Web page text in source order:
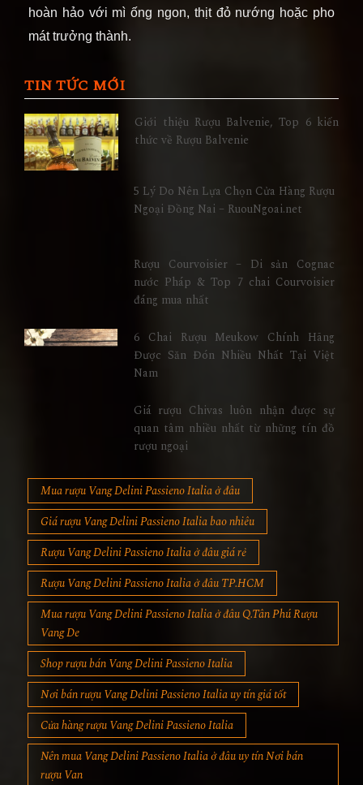
hoàn hảo với mì ống ngon, thịt đỏ nướng hoặc pho
mát trưởng thành.
TIN TỨC MỚI
Giới thiệu Rượu Balvenie, Top 6 kiến
thức về Rượu Balvenie
5 Lý Do Nên Lựa Chọn Cửa Hàng Rượu
Ngoại Đồng Nai – RuouNgoai.net
Rượu Courvoisier – Di sản Cognac
nước Pháp & Top 7 chai Courvoisier
đáng mua nhất
6 Chai Rượu Meukow Chính Hãng
Được Săn Đón Nhiều Nhất Tại Việt
Nam
Giá rượu Chivas luôn nhận được sự
quan tâm nhiều nhất từ những tín đồ
rượu ngoại
Mua rượu Vang Delini Passieno Italia ở đâu
Giá rượu Vang Delini Passieno Italia bao nhiêu
Rượu Vang Delini Passieno Italia ở đâu giá rẻ
Rượu Vang Delini Passieno Italia ở đâu TP.HCM
Mua rượu Vang Delini Passieno Italia ở đâu Q.Tân Phú Rượu
Vang De
Shop rượu bán Vang Delini Passieno Italia
Nơi bán rượu Vang Delini Passieno Italia uy tín giá tốt
Cửa hàng rượu Vang Delini Passieno Italia
Nên mua Vang Delini Passieno Italia ở đâu uy tín Nơi bán
rượu Van